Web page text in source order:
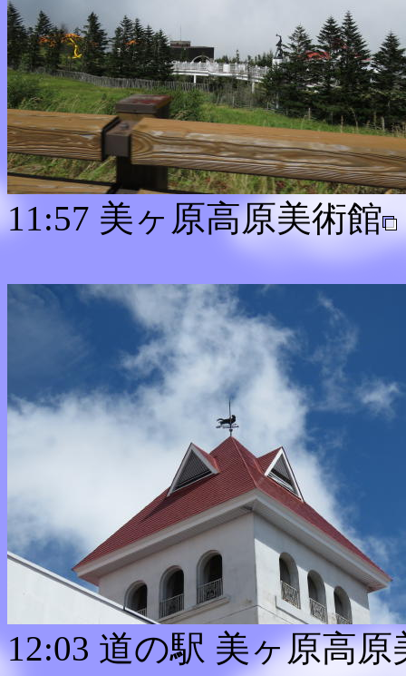
11:57 美ヶ原高原美術館
12:03 道の駅 美ヶ原高原